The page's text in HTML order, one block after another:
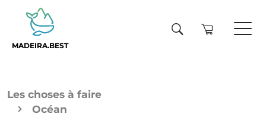
MADEIRA.BEST
Les choses à faire
Océan